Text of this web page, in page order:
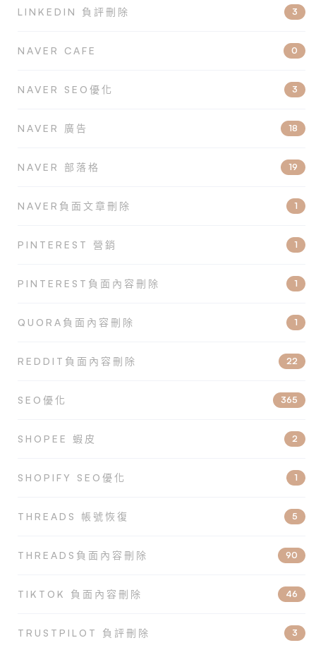
LINKEDIN 負評刪除 3
NAVER CAFE 0
NAVER SEO優化 3
NAVER 廣告 18
NAVER 部落格 19
NAVER負面文章刪除 1
PINTEREST 營銷 1
PINTEREST負面內容刪除 1
QUORA負面內容刪除 1
REDDIT負面內容刪除 22
SEO優化 365
SHOPEE 蝦皮 2
SHOPIFY SEO優化 1
THREADS 帳號恢復 5
THREADS負面內容刪除 90
TIKTOK 負面內容刪除 46
TRUSTPILOT 負評刪除 3